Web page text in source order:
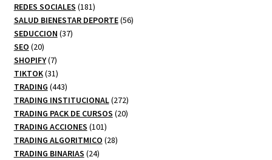
productos
REDES SOCIALES 181181
productos
SALUD BIENESTAR DEPORTE 5656
SEDUCCION 3737
SEO 2020
productos
SHOPIFY 77
productos
TIKTOK 3131
productos
TRADING 443443
productos
TRADING INSTITUCIONAL 272272
productos
TRADING PACK DE CURSOS 2020
TRADING ACCIONES 101101
productos
TRADING ALGORITMICO 2828
TRADING BINARIAS 2424